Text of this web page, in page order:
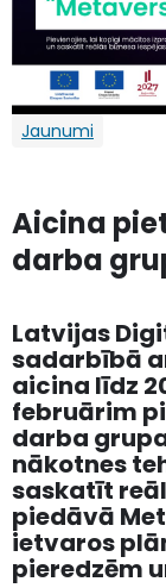
Jaunumi
Aicina
darba
Latvijas
sadarbībā
aicina līdz
februārim
darba
nākotnes
saskatīt
piedāvā
ietvaros
pieredzēm